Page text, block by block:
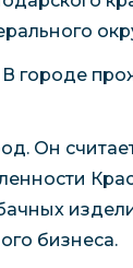
городе
Он
бизнеса.